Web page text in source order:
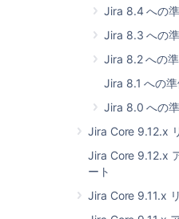
Jira 8.4 への
Jira 8.3 への
Jira 8.2 への
Jira 8.1 への
Jira 8.0 への
Jira Core 9.12.x
Jira Core 9.12.x
ート
Jira Core 9.11.x
元のユーザー キ
監査ログからユーザー
[管理] > [システ
ます。
started”.This
username and